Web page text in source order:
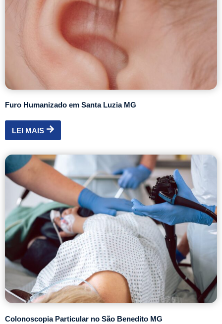
Furo Humanizado em Santa Luzia MG
LEI MAIS
Colonoscopia Particular no São Benedito MG